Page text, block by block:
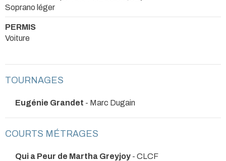
Soprano léger
PERMIS
Voiture
TOURNAGES
Eugénie Grandet - Marc Dugain
COURTS MÉTRAGES
Qui a Peur de Martha Greyjoy - CLCF